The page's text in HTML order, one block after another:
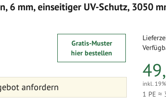
6 mm, einseitiger UV-Schutz, 3050
inkl.
1 PE ≈
Gratis-Muster
hier bestellen
anfordern